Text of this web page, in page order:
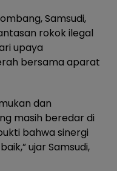
Samsudi,
rokok ilegal
upaya
bersama aparat
dan
masih beredar di
bahwa sinergi
ujar Samsudi,